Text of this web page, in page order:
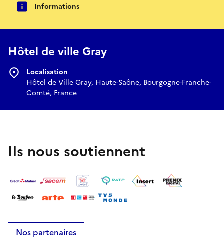
Informations
Hôtel de ville Gray
Localisation
Hôtel de Ville Gray, Haute-Saône, Bourgogne-Franche-
Comté, France
Ils nous soutiennent
Nos partenaires